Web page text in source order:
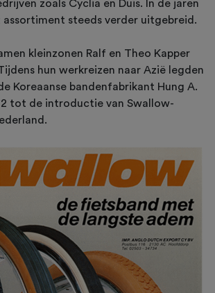
zoals Cyclia en Duis. In de jaren
assortiment steeds verder uitgebreid.
kleinzonen Ralf en Theo Kapper
hun werkreizen naar Azië legden
Koreaanse bandenfabrikant Hung A.
tot de introductie van Swallow-